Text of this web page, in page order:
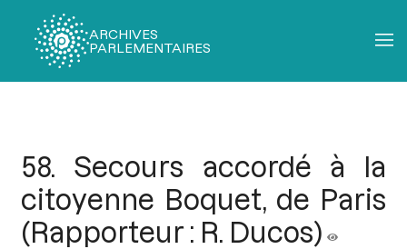
ARCHIVES
PARLEMENTAIRES
58. Secours accordé à la
citoyenne Boquet, de Paris
(Rapporteur : R. Ducos)